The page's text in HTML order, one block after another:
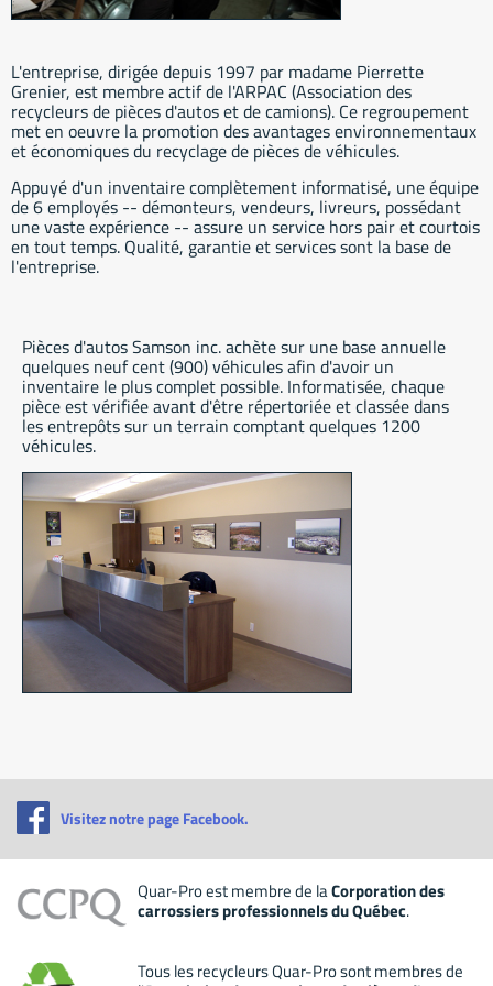
L'entreprise, dirigée depuis 1997 par madame Pierrette
Grenier, est membre actif de l'ARPAC (Association des
recycleurs de pièces d'autos et de camions). Ce regroupement
met en oeuvre la promotion des avantages environnementaux
et économiques du recyclage de pièces de véhicules.
Appuyé d'un inventaire complètement informatisé, une équipe
de 6 employés -- démonteurs, vendeurs, livreurs, possédant
une vaste expérience -- assure un service hors pair et courtois
en tout temps. Qualité, garantie et services sont la base de
l'entreprise.
Pièces d'autos Samson inc. achète sur une base annuelle
quelques neuf cent (900) véhicules afin d'avoir un
inventaire le plus complet possible. Informatisée, chaque
pièce est vérifiée avant d'être répertoriée et classée dans
les entrepôts sur un terrain comptant quelques 1200
véhicules.
Visitez notre page Facebook.
Quar-Pro est membre de laCorporation des
carrossiers professionnels du Québec.
Tous les recycleurs Quar-Pro sont membres de